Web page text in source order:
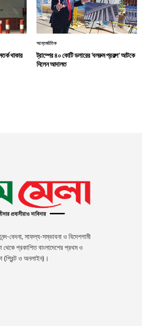
থাকার
আন্তর্জাতিক
ট্রাম্পের ৪০ কোটি ডলারের ‘বলরুম প্রকল্প’ আটকে
দিলেন আদালত
বেদনা, সাফল্য-সম্ভাবনা ও বিদেশগামী
থেকে প্রকাশিত বাংলাদেশের প্রথম ও
(প্রিন্ট ও অনলাইন)।